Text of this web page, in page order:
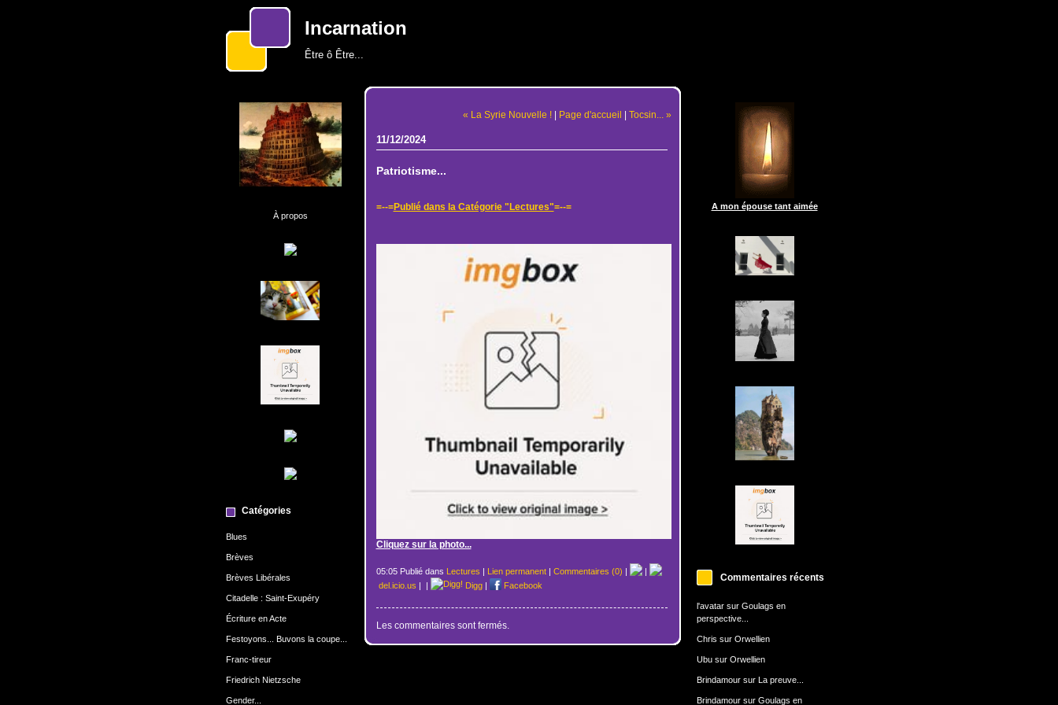
Incarnation
Être ô Être...
À propos
Catégories
Blues
Brèves
Brèves Libérales
Citadelle : Saint-Exupéry
Écriture en Acte
Festoyons... Buvons la coupe...
Franc-tireur
Friedrich Nietzsche
Gender...
A mon épouse tant aimée
Commentaires récents
l'avatarsur Goulags en
perspective...
Chris sur Orwellien
Ubusur Orwellien
Brindamoursur La preuve...
Brindamoursur Goulags en
« La Syrie Nouvelle !| Page d'accueil | Tocsin... »
11/12/2024
Patriotisme...
=--=Publié dans la Catégorie "Lectures"=--=
Cliquez sur la photo...
05:05 Publié dans Lectures | Lien permanent| Commentaires (0) |
|
del.icio.us | | Digg| Facebook
Les commentaires sont fermés.